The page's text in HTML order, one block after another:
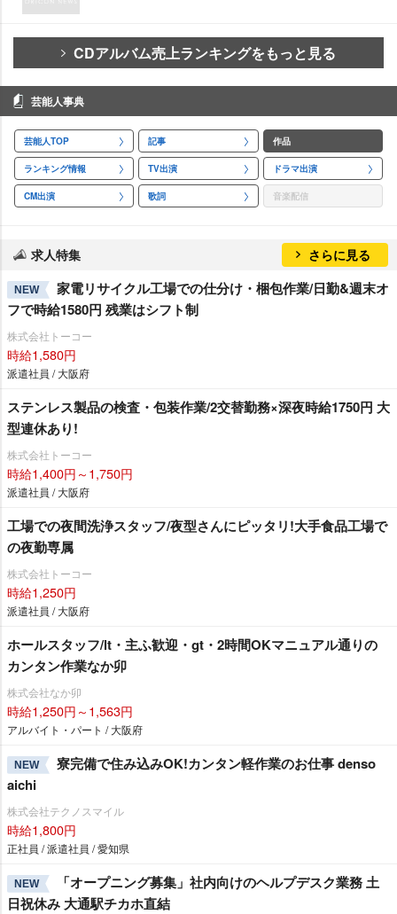
CDアルバム売上ランキングをもっと見る
芸能人事典
芸能人TOP 記事 作品
ランキング情報 TV出演 ドラマ出演
CM出演 歌詞 音楽配信
求人特集 さらに見る
NEW
家電リサイクル工場での仕分け・梱包作業/日勤&週末オ
フで時給1580円 残業はシフト制
株式会社トーコー
時給1,580円
派遣社員 / 大阪府
ステンレス製品の検査・包装作業/2交替勤務×深夜時給1750円 大
型連休あり!
株式会社トーコー
時給1,400円～1,750円
派遣社員 / 大阪府
工場での夜間洗浄スタッフ/夜型さんにピッタリ!大手食品工場で
の夜勤専属
株式会社トーコー
時給1,250円
派遣社員 / 大阪府
ホールスタッフ/lt・主ふ歓迎・gt・2時間OKマニュアル通りの
カンタン作業なか卯
株式会社なか卯
時給1,250円～1,563円
アルバイト・パート / 大阪府
NEW
寮完備で住み込みOK!カンタン軽作業のお仕事 denso
aichi
株式会社テクノスマイル
時給1,800円
正社員 / 派遣社員 / 愛知県
NEW
「オープニング募集」社内向けのヘルプデスク業務 土
日祝休み 大通駅チカホ直結